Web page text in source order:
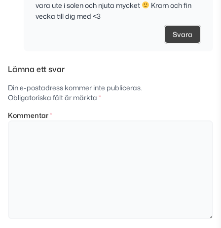
vara ute i solen och njuta mycket
Kram och fin
vecka till dig med <3
Svara
Lämna ett svar
Din e-postadress kommer inte publiceras.
Obligatoriska fält är märkta *
Kommentar*